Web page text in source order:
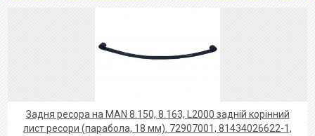
Задня ресора на MAN 8.150, 8.163, L2000 задній корінний
лист ресори (парабола, 18 мм). 72907001, 81434026622-1,